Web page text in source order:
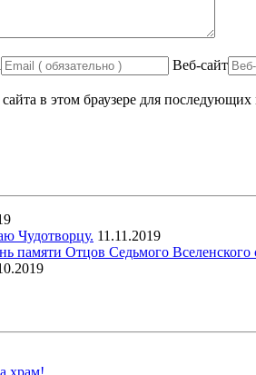
Веб-сайт
в этом браузере для
Чудотворцу. 11.11.2019
памяти Отцов Седьмого Вселенского
храм!